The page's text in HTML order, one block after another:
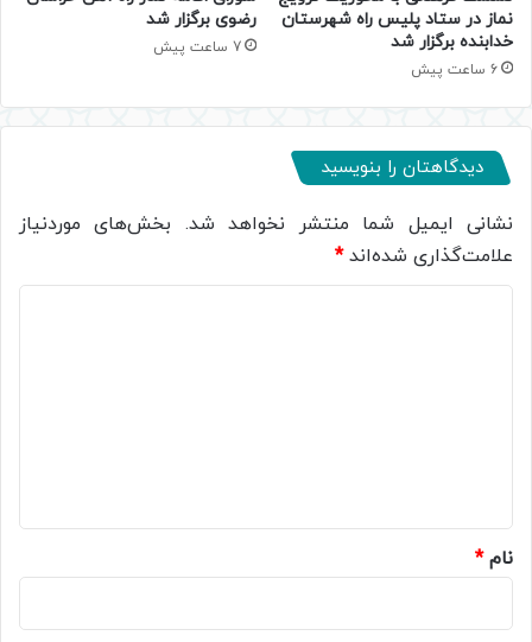
نماز در ستاد پلیس راه شهرستان
خدابنده برگزار شد
6 ساعت پیش
رضوی برگزار شد
7 ساعت پیش
دیدگاهتان را بنویسید
نشانی ایمیل شما منتشر نخواهد شد. بخش‌های موردنیاز
علامت‌گذاری شده‌اند*
نام*